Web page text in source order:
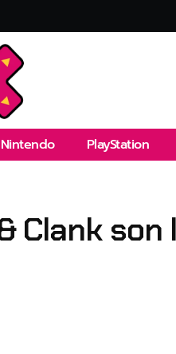
Nintendo PlayStation
Clank